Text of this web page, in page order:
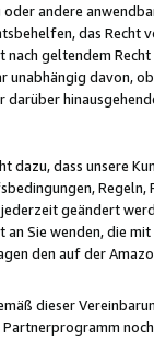
oder andere
das
geltendem
unabhängig davon,
darüber
dass unsere
geändert
an Sie wenden, die
den auf der
dieser